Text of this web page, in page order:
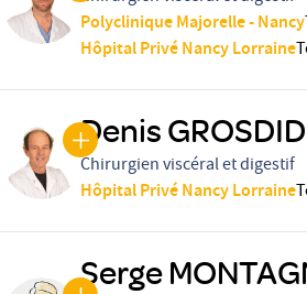
Polyclinique Majorelle - Nancy
Hôpital Privé Nancy Lorraine
Denis
Chirurgien viscéral et digestif
Hôpital Privé Nancy Lorraine
Serge